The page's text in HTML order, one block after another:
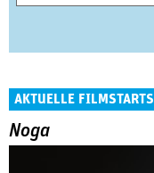
AKTUELLE FILMSTARTS
Noga